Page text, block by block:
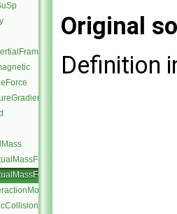
Original
Definition